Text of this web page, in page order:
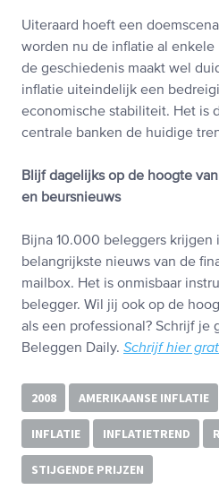
Uiteraard hoeft een
worden nu de inflatie al enkele
de geschiedenis maakt wel
inflatie uiteindelijk een
economische stabiliteit. Het is
centrale banken de huidige
Blijf dagelijks op de hoogte
en beursnieuws
Bijna 10.000 beleggers krijgen
belangrijkste nieuws van de
mailbox. Het is onmisbaar
belegger. Wil jij ook op de
als een professional? Schrijf je
Beleggen Daily. Schrijf hier
2008 AMERIKAANSE INFLATIE
INFLATIE INFLATIETREND
STIJGENDE PRIJZEN